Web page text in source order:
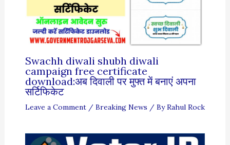
Swachh diwali shubh diwali
campaign free certificate
download:अब दिवाली पर मुफ्त में बनाएं अपना
सर्टिफिकेट
Leave a Comment / Breaking News / ByRahul Rock